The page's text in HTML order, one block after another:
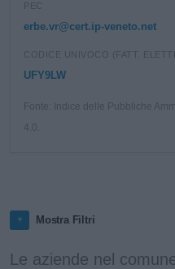
PEC
erbe.vr@cert.ip-veneto.net
CODICE UNIVOCO (FATT.
UFY9LW
Fonte: Indice delle Pubbliche
Mostra Filtri
Le aziende nel